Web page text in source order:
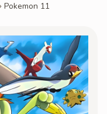
Pokemon 11